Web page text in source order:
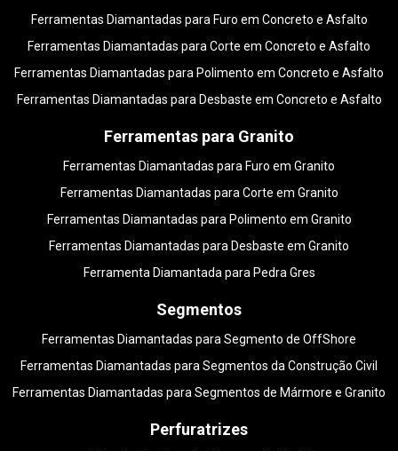
Ferramentas Diamantadas para Furo em Concreto e Asfalto
Ferramentas Diamantadas para Corte em Concreto e Asfalto
Ferramentas Diamantadas para Polimento em Concreto e Asfalto
Ferramentas Diamantadas para Desbaste em Concreto e Asfalto
Ferramentas para Granito
Ferramentas Diamantadas para Furo em Granito
Ferramentas Diamantadas para Corte em Granito
Ferramentas Diamantadas para Polimento em Granito
Ferramentas Diamantadas para Desbaste em Granito
Ferramenta Diamantada para Pedra Gres
Segmentos
Ferramentas Diamantadas para Segmento de OffShore
Ferramentas Diamantadas para Segmentos da Construção Civil
Ferramentas Diamantadas para Segmentos de Mármore e Granito
Perfuratrizes